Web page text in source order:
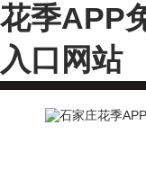
花季APP
入口网站